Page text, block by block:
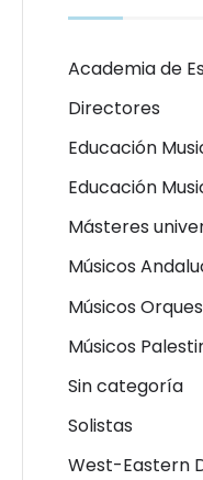
Academia de
Directores
Educación
Educación
Másteres
Músicos
Músicos
Músicos
Sin categoría
Solistas
West-Eastern